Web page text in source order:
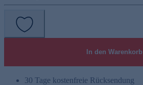
In den Warenkorb
30 Tage kostenfreie Rücksendung